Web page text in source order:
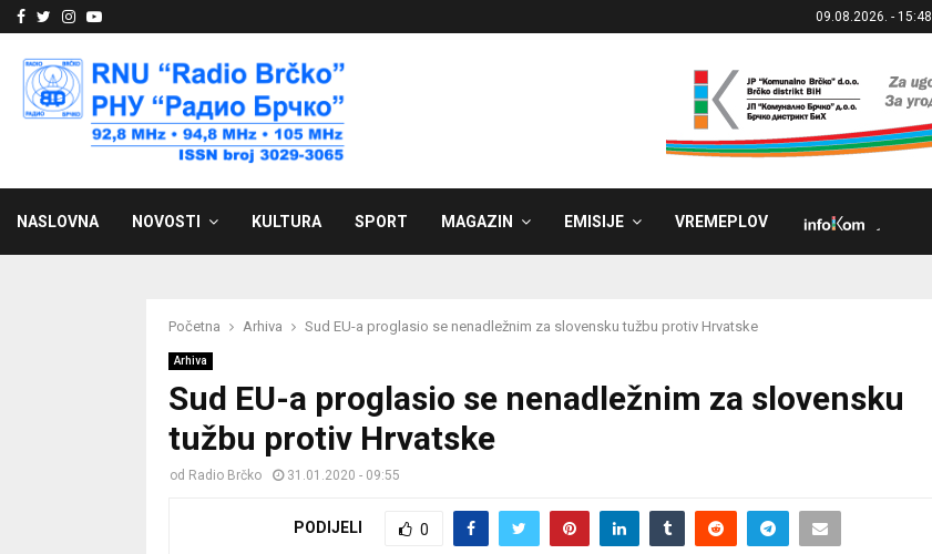
Facebook
Twitter
Instagram
Youtube 09.08.2026. - 15:48
NASLOVNA NOVOSTI KULTURA SPORT MAGAZIN EMISIJE VREMEPLOV
Početna Arhiva Sud EU-a proglasio se nenadležnim za slovensku tužbu protiv Hrvatske
Arhiva
Sud EU-a proglasio se nenadležnim za slovensku
tužbu protiv Hrvatske
od Radio Brčko 31.01.2020 - 09:55
PODIJELI 0